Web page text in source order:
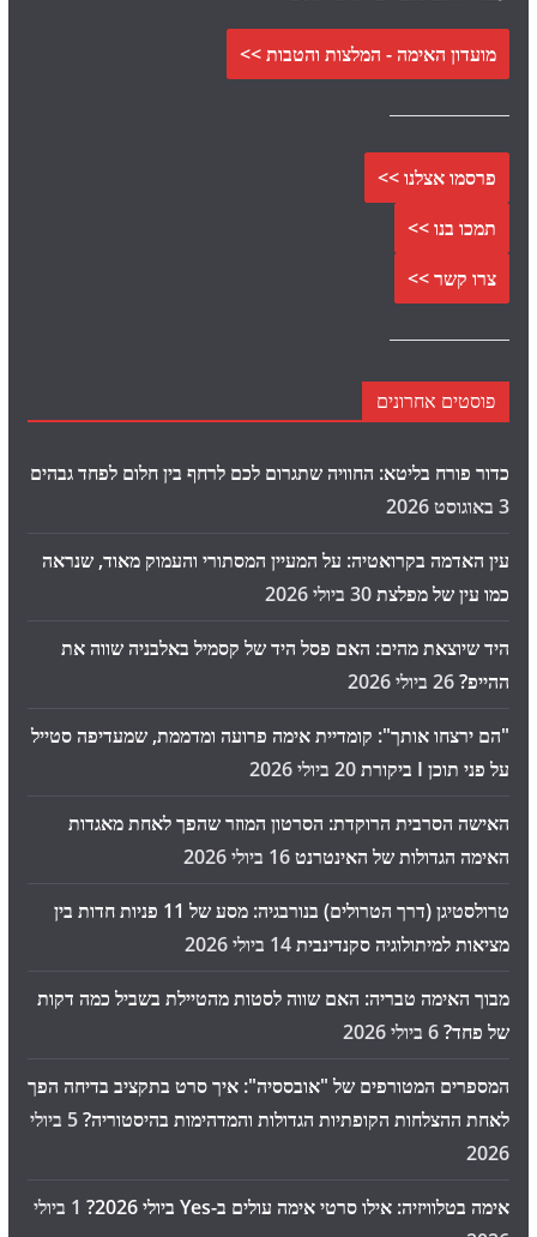
מועדון האימה - המלצות והטבות >>
פרסמו אצלנו >>
תמכו בנו >>
צרו קשר >>
פוסטים אחרונים
כדור פורח בליטא: החוויה שתגרום לכם לרחף בין חלום לפחד גבהים
3 באוגוסט 2026
עין האדמה בקרואטיה: על המעיין המסתורי והעמוק מאוד, שנראה
כמו עין של מפלצת30 ביולי 2026
היד שיוצאת מהים: האם פסל היד של קסמיל באלבניה שווה את
ההייפ?26 ביולי 2026
"הם ירצחו אותך": קומדיית אימה פרועה ומדממת, שמעדיפה סטייל
על פני תוכן I ביקורת
20 ביולי 2026
האישה הסרבית הרוקדת: הסרטון המוזר שהפך לאחת מאגדות
האימה הגדולות של האינטרנט16 ביולי 2026
טרולסטיגן (דרך הטרולים) בנורבגיה: מסע של 11 פניות חדות בין
מציאות למיתולוגיה סקנדינבית14 ביולי 2026
מבוך האימה טבריה: האם שווה לסטות מהטיילת בשביל כמה דקות
של פחד?6 ביולי 2026
המספרים המטורפים של "אובססיה": איך סרט בתקציב בדיחה הפך
לאחת ההצלחות הקופתיות הגדולות והמדהימות בהיסטוריה?
5 ביולי
2026
אימה בטלוויזיה: אילו סרטי אימה עולים ב-Yes ביולי 2026?
1 ביולי